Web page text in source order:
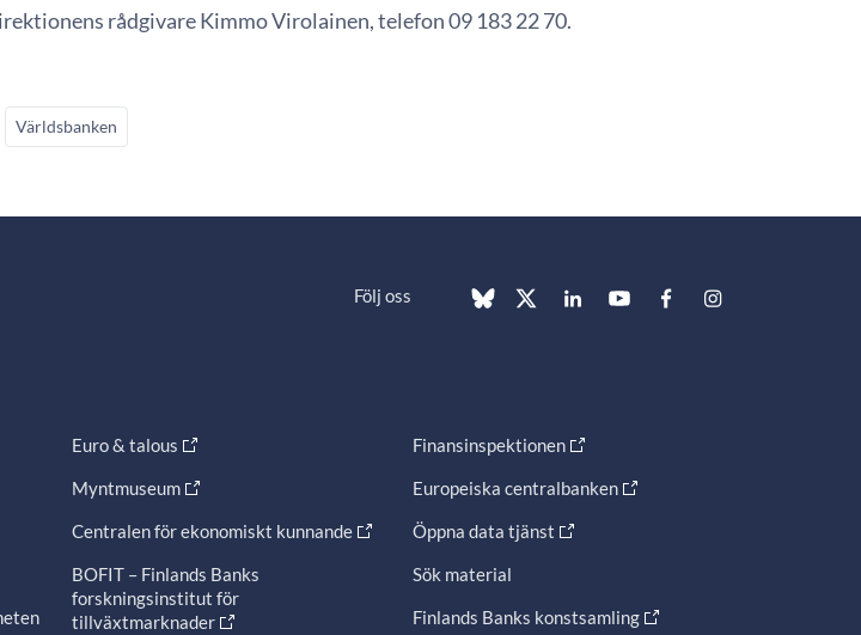
rådgivare Kimmo Virolainen, telefon 09 183 22 70.
Världsbanken
Följ oss
Euro & talous
Myntmuseum
Centralen för ekonomiskt kunnande
BOFIT – Finlands Banks
forskningsinstitut för
tillväxtmarknader
Finansinspektionen
Europeiska centralbanken
Öppna data tjänst
Sök material
Finlands Banks konstsamling